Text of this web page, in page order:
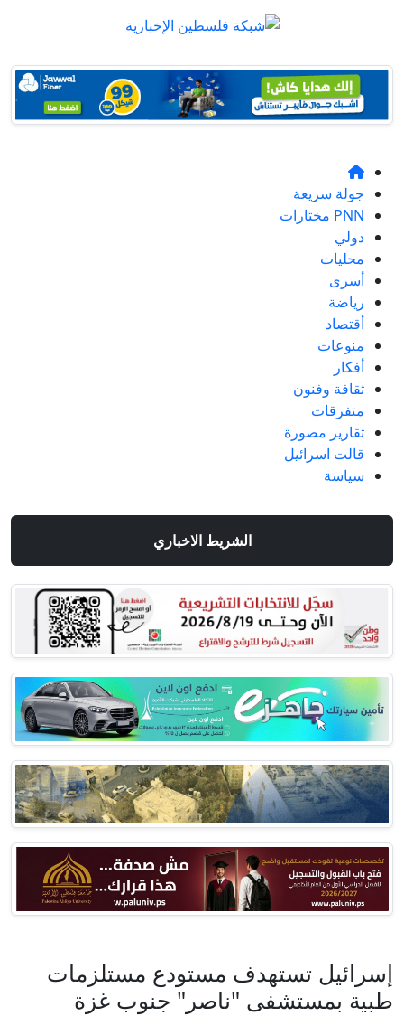
جولة سريعة
PNN مختارات
دولي
محليات
أسرى
رياضة
أقتصاد
منوعات
أفكار
ثقافة وفنون
متفرقات
تقارير مصورة
قالت اسرائيل
سياسة
الشريط الاخباري
إسرائيل تستهدف مستودع مستلزمات
طبية بمستشفى "ناصر" جنوب غزة